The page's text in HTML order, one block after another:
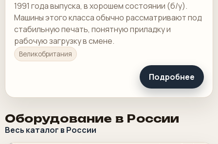
1991 года выпуска, в хорошем состоянии (б/у).
Машины этого класса обычно рассматривают под
стабильную печать, понятную приладку и
рабочую загрузку в смене.
Великобритания
Подробнее
Оборудование в России
Весь каталог в России